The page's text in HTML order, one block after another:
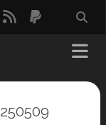
rss paypal